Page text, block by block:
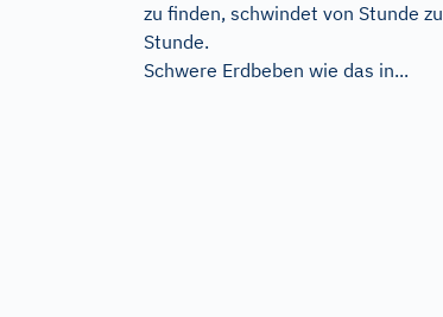
zu finden, schwindet von Stunde zu
Stunde.
Schwere Erdbeben wie das in...